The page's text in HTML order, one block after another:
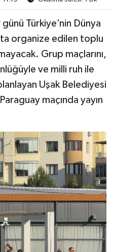
Türkiye’nin Dünya
organize edilen toplu
Grup maçlarını,
ve milli ruh ile
Uşak Belediyesi
maçında yayın